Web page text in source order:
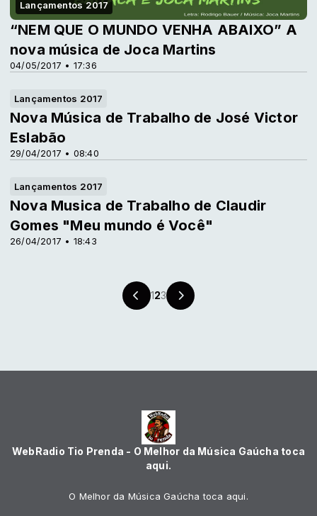
Lançamentos 2017
04/05/2017 • 17:36
“NEM QUE O MUNDO VENHA ABAIXO” A
nova música de Joca Martins
Lançamentos 2017
29/04/2017 • 08:40
Nova Música de Trabalho de José Victor
Eslabão
Lançamentos 2017
26/04/2017 • 18:43
Nova Musica de Trabalho de Claudir
Gomes "Meu mundo é Você"
123
WebRadio Tio Prenda - O Melhor da Música Gaúcha toca
aqui.
O Melhor da Música Gaúcha toca aqui.